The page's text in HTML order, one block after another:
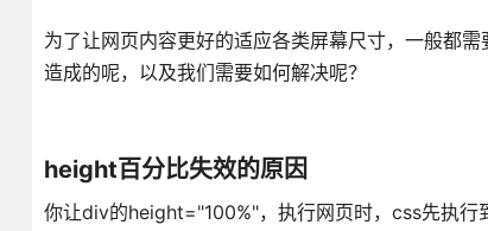
为了让网页内容更好的适应各类屏幕尺寸，一般都
造成的呢，以及我们需要如何解决呢？
height百分比失效的原因
你让div的height="100%"，执行网页时，css先执